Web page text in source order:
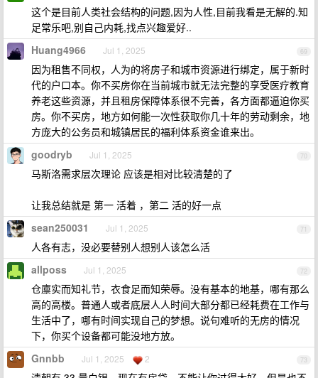
这个是目前人类社会结构的问题,因为人性,目前我看是无解的.知
足常乐吧,别自己内耗,找点兴趣爱好..
69
Huang4966 Jul 1, 2025
因为租售不同权，人为的将房子和城市资源进行绑定，属于新时
代的户口本。你不买房你在当前城市就无法完整的享受医疗教育
养老这些资源，并且租房保障体系很不完善，各方面都逼迫你买
房。你不买房，地方如何能一次性获取你几十年的劳动剩余，地
方庞大的公务员和城镇居民的福利体系资金谁来出。
70
goodryb Jul 1, 2025
马斯洛需求层次理论 应该是相对比较清楚的了
让我总结就是 第一 活着 ，第二 活的好一点
71
sean250031 Jul 1, 2025
人各有志，没必要替别人想别人该怎么活
72
allposs Jul 1, 2025
仓廪实而知礼节，衣食足而知荣辱。没有基本的地基，哪有那么
高的高楼。普通人或者底层人人时间大部分都已经耗费在工作与
生活中了，哪有时间实现自己的梦想。说句难听的无房的情况
下，你买个设备都可能没地方放。
73
Gnnbb Jul 1, 2025 2